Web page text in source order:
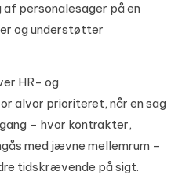
personalesager på en
og understøtter
HR- og
alvor prioriteret, når en sag
– hvor kontrakter,
med jævne mellemrum –
tidskrævende på sigt.